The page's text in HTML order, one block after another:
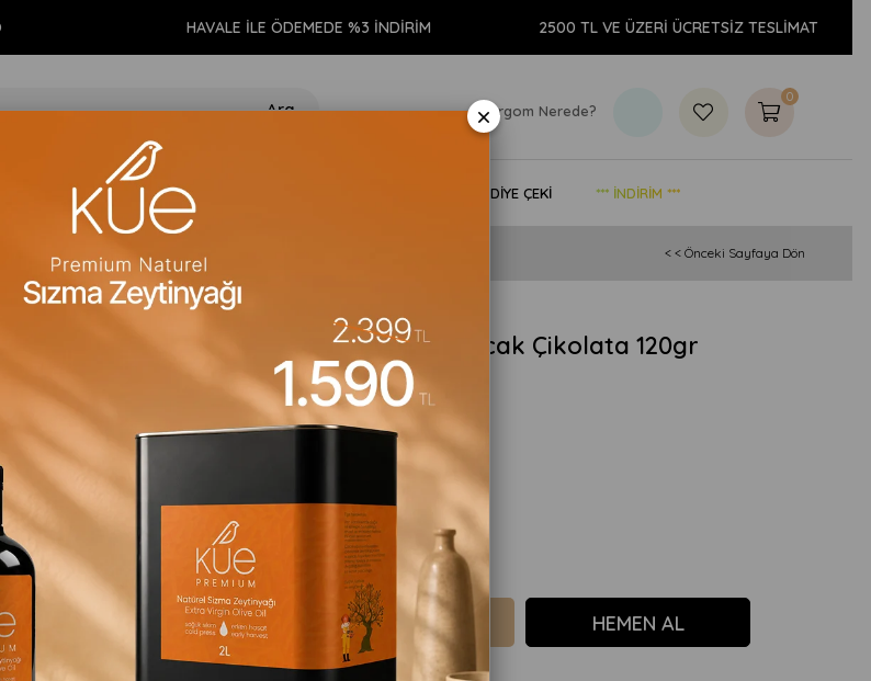
HAVALE İLE ÖDEMEDE %3 İNDİRİM 2500 TL VE ÜZERİ ÜCRETSİZ TESLİMAT
0
Kargom Nerede?
TEMİZLİK HEDİYE ÇEKİ *** İNDİRİM ***
Çikolata 120gr < < Önceki Sayfaya Dön
Dolcida
Dolcida Vegan Şekersiz Sıcak Çikolata 120gr
8683200097470
₺299,90
×